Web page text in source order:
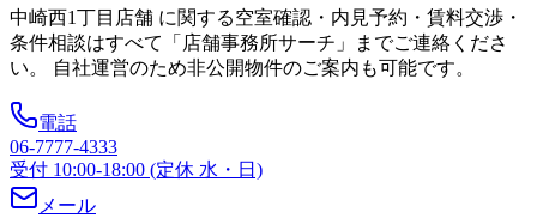
中崎西1丁目店舗 に関する空室確認・内見予約・賃料交渉・
条件相談はすべて「店舗事務所サーチ」までご連絡くださ
い。 自社運営のため非公開物件のご案内も可能です。
電話
06-7777-4333
受付 10:00-18:00 (定休 水・日)
メール